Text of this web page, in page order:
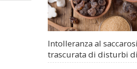
Intolleranza al
trascurata di disturbi